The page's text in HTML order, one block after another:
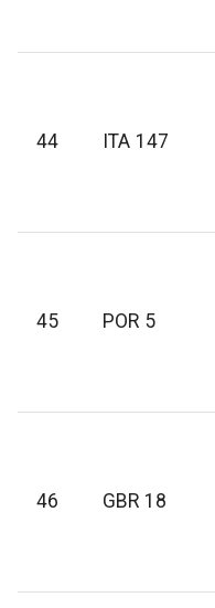
44 ITA 147
45 POR 5
46 GBR 18